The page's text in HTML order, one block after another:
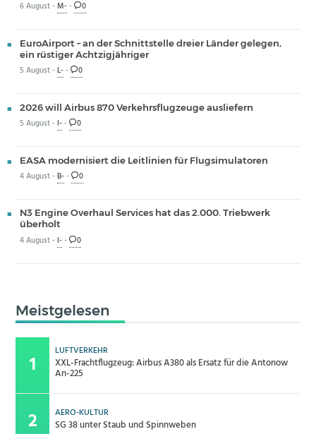
6 August -M-- 0
EuroAirport – an der Schnittstelle dreier Länder gelegen,
ein rüstiger Achtzigjähriger
5 August -L-- 0
2026 will Airbus 870 Verkehrsflugzeuge ausliefern
5 August - I-- 0
EASA modernisiert die Leitlinien für Flugsimulatoren
4 August -B-- 0
N3 Engine Overhaul Services hat das 2.000. Triebwerk
überholt
4 August - I-- 0
Meistgelesen
LUFTVERKEHR
XXL-Frachtflugzeug: Airbus A380 als Ersatz für die Antonow
An-225
AERO-KULTUR
SG 38 unter Staub und Spinnweben